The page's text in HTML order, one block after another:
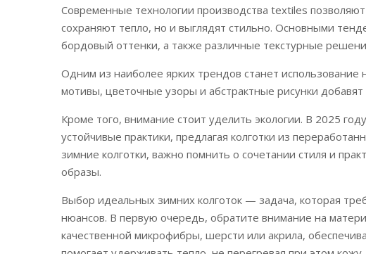
Современные технологии производства textiles
сохраняют тепло, но и выглядят стильно. Основными
бордовый оттенки, а также различные текстурные
Одним из наиболее ярких трендов станет
мотивы, цветочные узоры и абстрактные рисунки
Кроме того, внимание стоит уделить экологии. В 2025
устойчивые практики, предлагая колготки из
зимние колготки, важно помнить о сочетании стиля и
образы.
Выбор идеальных зимних колготок — задача, которая
нюансов. В первую очередь, обратите внимание на
качественной микрофибры, шерсти или акрила,